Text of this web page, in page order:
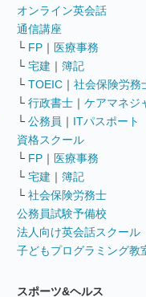
オンライン英会話
通信講座
└ FP ｜ 医療事務
└ 宅建 ｜ 簿記
└ TOEIC ｜ 社会保険労務
└ 行政書士 ｜ ケアマネジ
└ 公務員 ｜ ITパスポート
資格スクール
└ FP ｜ 医療事務
└ 宅建 ｜ 簿記
└ 社会保険労務士
公務員試験予備校
法人向け英会話スクール
子どもプログラミング教
スポーツ&ヘルス